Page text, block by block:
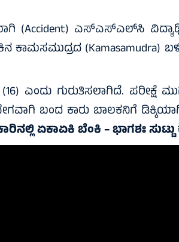
(Accident) ಎಸ್‍ಎಸ್‍ಎಲ್‍ಸಿ
ಕಾಮಸಮುದ್ರದ (Kamasamudra)
ಎಂದು ಗುರುತಿಸಲಾಗಿದೆ.
ವೇಗವಾಗಿ ಬಂದ ಕಾರು ಬಾಲಕನಿಗೆ
ಏಕಾಏಕಿ ಬೆಂಕಿ – ಭಾಗಶಃ